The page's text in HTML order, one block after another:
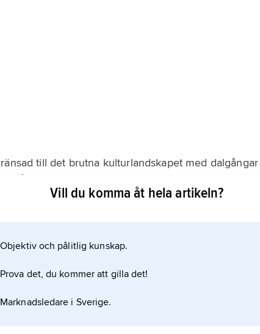
till det brutna kulturlandskapet med dalgångar
skogsbygden i norr och det östra kustlandet
synliga fasta fornlämningar är kända, vartill kommer
Vill du komma åt hela artikeln?
Objektiv och pålitlig kunskap.
Prova det, du kommer att gilla det!
Marknadsledare i Sverige.